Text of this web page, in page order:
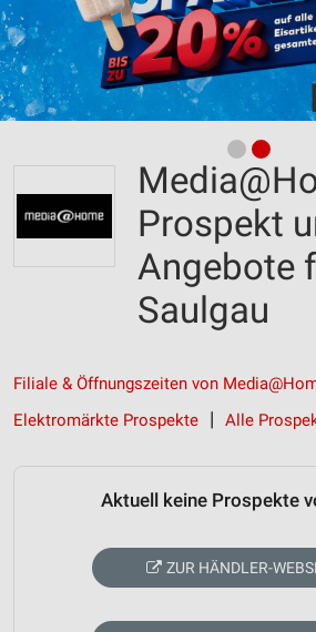
Prospekt
Angebote
Saulgau
Filiale & Öffnungszeiten von
Elektromärkte Prospekte
Alle
Aktuell keine Prospekte
ZUR HÄNDLER-